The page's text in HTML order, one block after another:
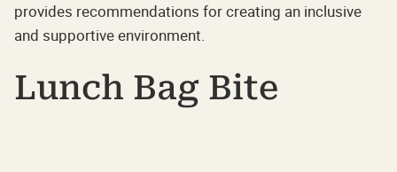
provides recommendations for creating an inclusive
and supportive environment.
Lunch Bag Bite